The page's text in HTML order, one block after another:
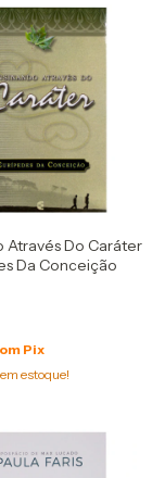
Através Do Caráter
Da Conceição
Pix
em estoque!